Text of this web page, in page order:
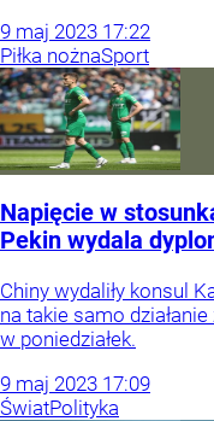
9 maj 2023 17:22
Piłka nożnaSport
Napięcie w
Pekin wydala
Chiny wydaliły konsul
na takie samo
w poniedziałek.
9 maj 2023 17:09
ŚwiatPolityka